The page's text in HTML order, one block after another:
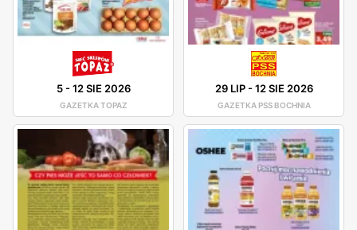
5-12 SIE 2026
GAZETKA TOPAZ
29 LIP-12 SIE 2026
GAZETKA PSS BOCHNIA